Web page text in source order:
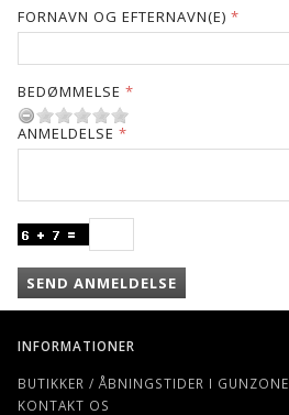
FORNAVN OG EFTERNAVN(E)
BEDØMMELSE
ANMELDELSE
SEND ANMELDELSE
INFORMATIONER
BUTIKKER / ÅBNINGSTIDER I GUNZONE
KONTAKT OS